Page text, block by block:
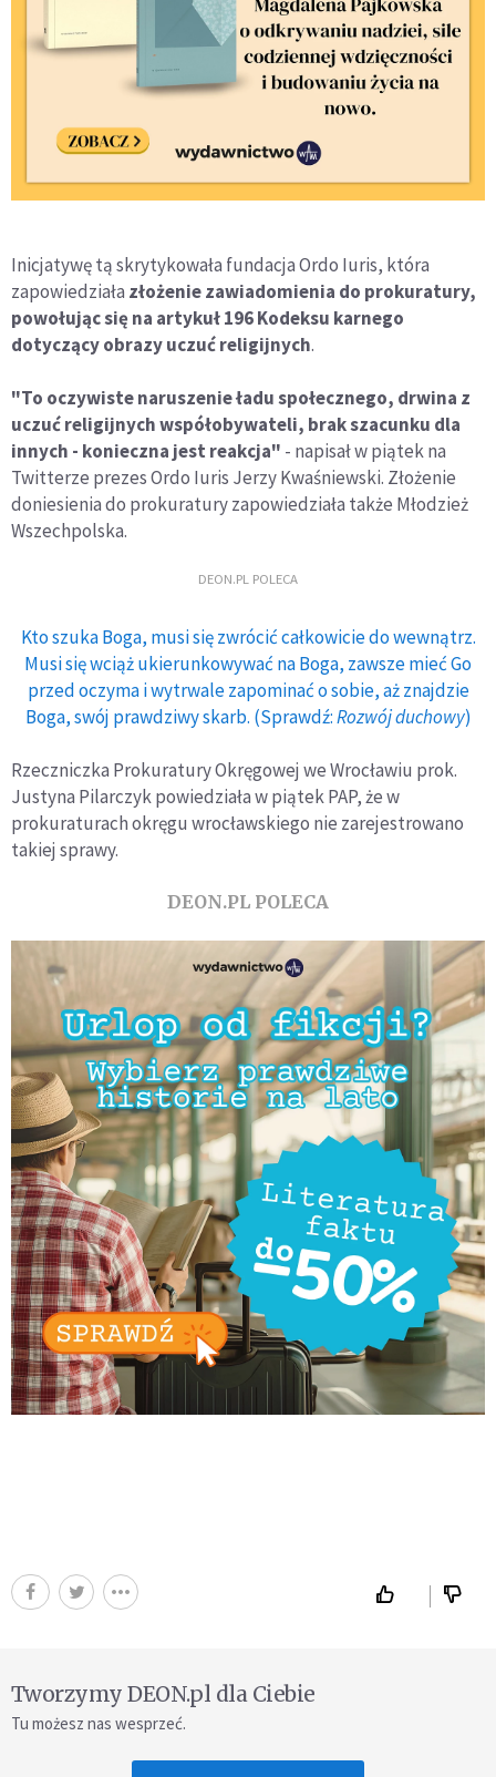
Inicjatywę tą skrytykowała fundacja Ordo Iuris, która
zapowiedziała złożenie zawiadomienia do prokuratury,
powołując się na artykuł 196 Kodeksu karnego
dotyczący obrazy uczuć religijnych.
"To oczywiste naruszenie ładu społecznego, drwina z
uczuć religijnych współobywateli, brak szacunku dla
innych - konieczna jest reakcja" - napisał w piątek na
Twitterze prezes Ordo Iuris Jerzy Kwaśniewski. Złożenie
doniesienia do prokuratury zapowiedziała także Młodzież
Wszechpolska.
DEON.PL POLECA
Kto szuka Boga, musi się zwrócić całkowicie do wewnątrz.
Musi się wciąż ukierunkowywać na Boga, zawsze mieć Go
przed oczyma i wytrwale zapominać o sobie, aż znajdzie
Boga, swój prawdziwy skarb. (Sprawdź:Rozwój duchowy)
Rzeczniczka Prokuratury Okręgowej we Wrocławiu prok.
Justyna Pilarczyk powiedziała w piątek PAP, że w
prokuraturach okręgu wrocławskiego nie zarejestrowano
takiej sprawy.
DEON.PL POLECA
Tworzymy DEON.pl dla Ciebie
Tu możesz nas wesprzeć.